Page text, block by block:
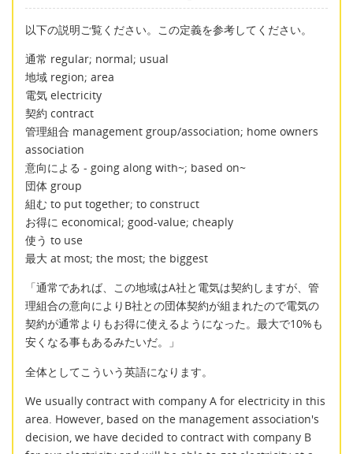
以下の説明ご覧ください。この定義を参考してください。
通常 regular; normal; usual
地域 region; area
電気 electricity
契約 contract
管理組合 management group/association; home owners
association
意向による - going along with~; based on~
団体 group
組む to put together; to construct
お得に economical; good-value; cheaply
使う to use
最大 at most; the most; the biggest
「通常であれば、この地域はA社と電気は契約しますが、管
理組合の意向によりB社との団体契約が組まれたので電気の
契約が通常よりもお得に使えるようになった。最大で10%も
安くなる事もあるみたいだ。」
全体としてこういう英語になります。
We usually contract with company A for electricity in this
area. However, based on the management association's
decision, we have decided to contract with company B